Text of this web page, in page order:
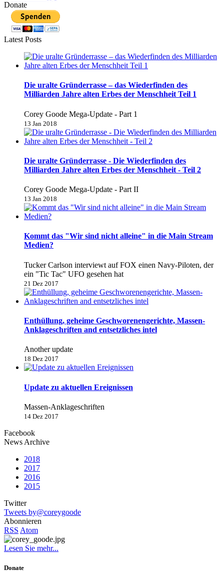
Donate
Latest Posts
Die uralte Gründerrasse – das Wiederfinden des
Milliarden Jahre alten Erbes der Menschheit Teil 1
Corey Goode Mega-Update - Part 1
13 Jan 2018
Die uralte Gründerrasse - Die Wiederfinden des
Milliarden Jahre alten Erbes der Menschheit - Teil 2
Corey Goode Mega-Update - Part II
13 Jan 2018
Kommt das "Wir sind nicht alleine" in die Main Stream
Medien?
Tucker Carlson interviewt auf FOX einen Navy-Piloten, der
ein "Tic Tac" UFO gesehen hat
21 Dez 2017
Enthüllung, geheime Geschworenengerichte, Massen-
Anklageschriften and entsetzliches intel
Another update
18 Dez 2017
Update zu aktuellen Ereignissen
Massen-Anklageschriften
14 Dez 2017
Facebook
News Archive
2018
2017
2016
2015
Twitter
Tweets by@coreygoode
Abonnieren
RSS Atom
Lesen Sie mehr...
Donate